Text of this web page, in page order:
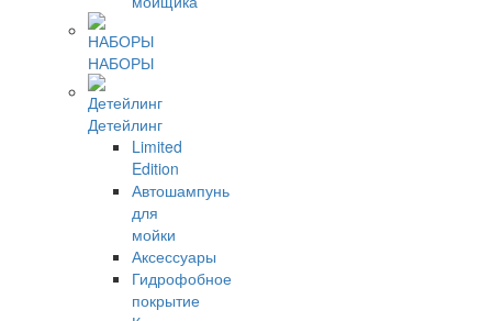
НАБОРЫ
Детейлинг
Limited
Edition
Автошампунь
для
мойки
Аксессуары
Гидрофобное
покрытие